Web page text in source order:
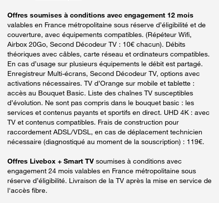
Offres soumises à conditions avec engagement 12 mois
valables en France métropolitaine sous réserve d’éligibilité et de
couverture, avec équipements compatibles. (Répéteur Wifi,
Airbox 20Go, Second Décodeur TV : 10€ chacun). Débits
théoriques avec câbles, carte réseau et ordinateurs compatibles.
En cas d’usage sur plusieurs équipements le débit est partagé.
Enregistreur Multi-écrans, Second Décodeur TV, options avec
activations nécessaires. TV d’Orange sur mobile et tablette :
accès au Bouquet Basic. Liste des chaînes TV susceptibles
d’évolution. Ne sont pas compris dans le bouquet basic : les
services et contenus payants et sportifs en direct. UHD 4K : avec
TV et contenus compatibles. Frais de construction pour
raccordement ADSL/VDSL, en cas de déplacement technicien
nécessaire (diagnostiqué au moment de la souscription) : 119€.
Offres Livebox + Smart TV soumises à conditions avec
engagement 24 mois valables en France métropolitaine sous
réserve d’éligibilité. Livraison de la TV après la mise en service de
l'accès fibre.